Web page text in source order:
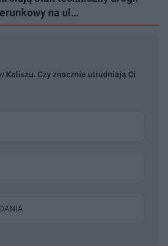
na ul…
Kaliszu. Czy znacznie utrudniają Ci